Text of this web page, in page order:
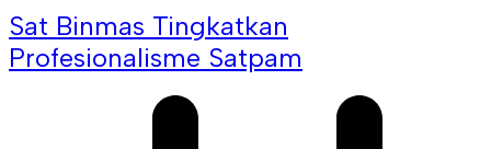
Sat Binmas Tingkatkan
Profesionalisme Satpam